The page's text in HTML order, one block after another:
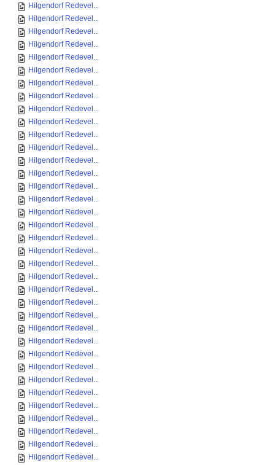
Hilgendorf Redevel...
Hilgendorf Redevel...
Hilgendorf Redevel...
Hilgendorf Redevel...
Hilgendorf Redevel...
Hilgendorf Redevel...
Hilgendorf Redevel...
Hilgendorf Redevel...
Hilgendorf Redevel...
Hilgendorf Redevel...
Hilgendorf Redevel...
Hilgendorf Redevel...
Hilgendorf Redevel...
Hilgendorf Redevel...
Hilgendorf Redevel...
Hilgendorf Redevel...
Hilgendorf Redevel...
Hilgendorf Redevel...
Hilgendorf Redevel...
Hilgendorf Redevel...
Hilgendorf Redevel...
Hilgendorf Redevel...
Hilgendorf Redevel...
Hilgendorf Redevel...
Hilgendorf Redevel...
Hilgendorf Redevel...
Hilgendorf Redevel...
Hilgendorf Redevel...
Hilgendorf Redevel...
Hilgendorf Redevel...
Hilgendorf Redevel...
Hilgendorf Redevel...
Hilgendorf Redevel...
Hilgendorf Redevel...
Hilgendorf Redevel...
Hilgendorf Redevel...